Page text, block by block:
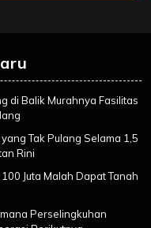
di Balik Murahnya Fasilitas
Tak Pulang Selama 1,5
Rini
Juta Malah Dapat Tanah
Perselingkuhan